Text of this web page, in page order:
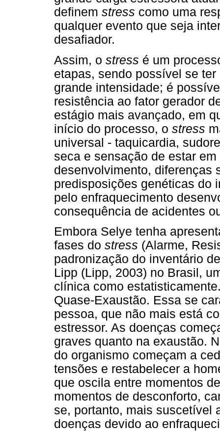
definem stress como uma
qualquer evento que seja
desafiador.
Assim, o stress é um
etapas, sendo possível se
grande intensidade; é
resistência ao fator gerador
estágio mais avançado, em
início do processo, o stress
universal - taquicardia,
seca e sensação de estar
desenvolvimento, diferenças
predisposições genéticas do
pelo enfraquecimento
consequência de acidentes
Embora Selye tenha
fases do stress (Alarme,
padronização do inventário
Lipp (Lipp, 2003) no Brasil,
clínica como
Quase-Exaustão. Essa se
pessoa, que não mais está
estressor. As doenças
graves quanto na exaustão.
do organismo começam a
tensões e restabelecer a
que oscila entre momentos
momentos de desconforto,
se, portanto, mais suscetível
doenças devido ao